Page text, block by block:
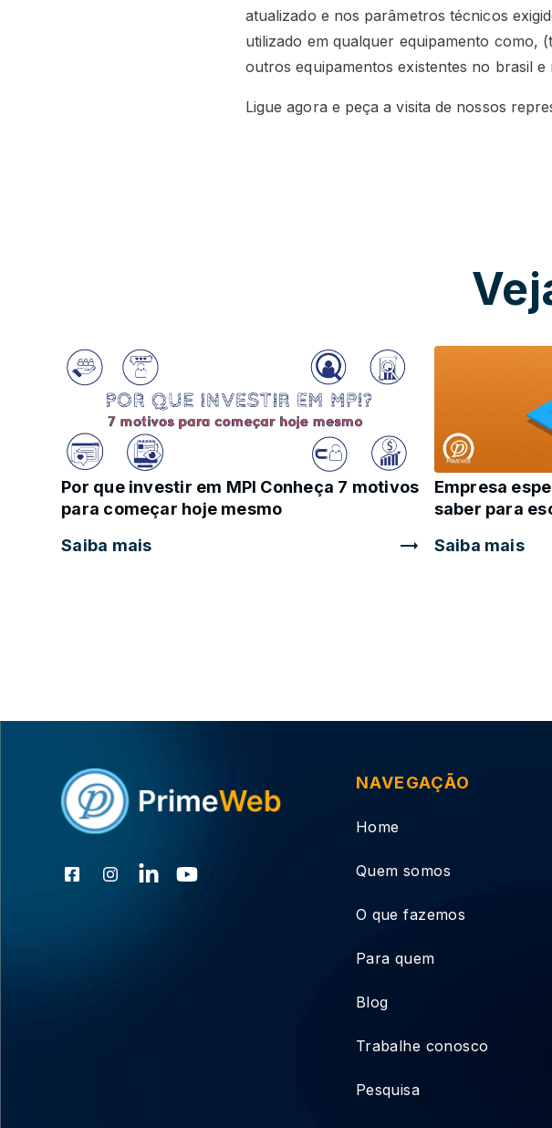
atualizado e nos parâmetros técnicos
utilizado em qualquer equipamento como,
outros equipamentos existentes no brasil e
Ligue agora e peça a visita de nossos
Por que investir em MPI Conheça 7 motivos
para começar hoje mesmo
Saiba mais
Empresa
saber para
Saiba mais
NAVEGAÇÃO
Home
Quem somos
O que fazemos
Para quem
Blog
Trabalhe conosco
Pesquisa